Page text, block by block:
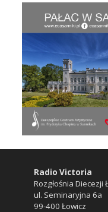
Radio Victoria
Rozgłośnia Diecezji
ul. Seminaryjna 6a
99-400 Łowicz